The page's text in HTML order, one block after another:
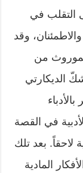
التقلب في
وقد
من
الديكارتي
في القصة
لاحقاً. بعد تلك
المادية